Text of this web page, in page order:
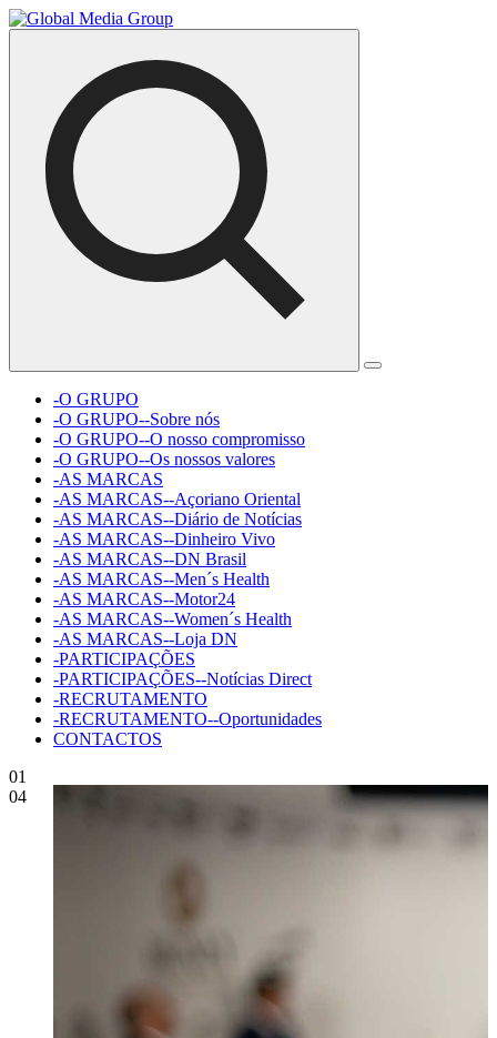
-O GRUPO
-O GRUPO--Sobre nós
-O GRUPO--O nosso compromisso
-O GRUPO--Os nossos valores
-AS MARCAS
-AS MARCAS--Açoriano Oriental
-AS MARCAS--Diário de Notícias
-AS MARCAS--Dinheiro Vivo
-AS MARCAS--DN Brasil
-AS MARCAS--Men´s Health
-AS MARCAS--Motor24
-AS MARCAS--Women´s Health
-AS MARCAS--Loja DN
-PARTICIPAÇÕES
-PARTICIPAÇÕES--Notícias Direct
-RECRUTAMENTO
-RECRUTAMENTO--Oportunidades
CONTACTOS
01
04